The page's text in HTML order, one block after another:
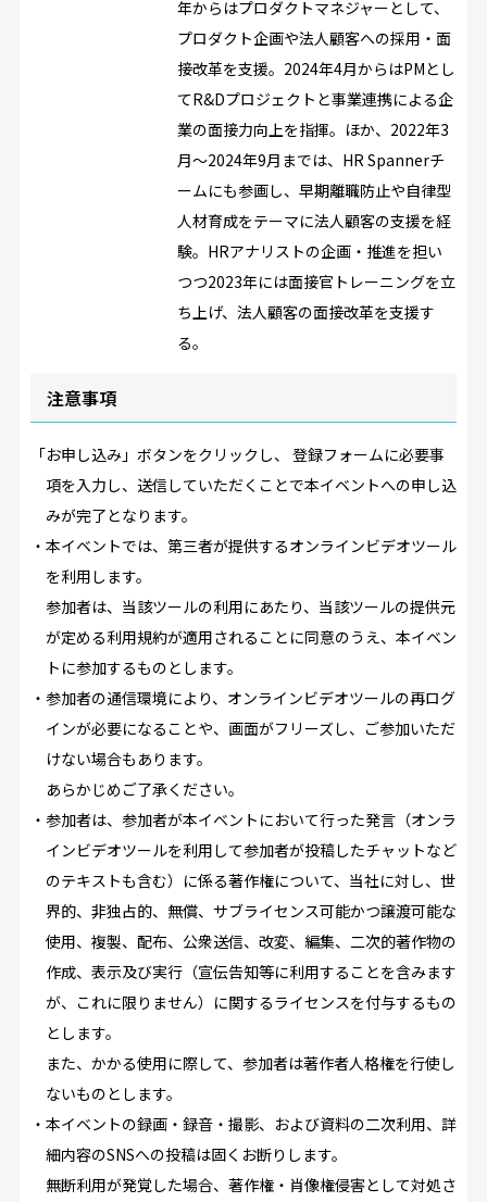
年からはプロダクトマネジャーとして、
プロダクト企画や法人顧客への採用・面
接改革を支援。2024年4月からはPMとし
てR&Dプロジェクトと事業連携による企
業の面接力向上を指揮。ほか、2022年3
月～2024年9月までは、HR Spannerチ
ームにも参画し、早期離職防止や自律型
人材育成をテーマに法人顧客の支援を経
験。HRアナリストの企画・推進を担い
つつ2023年には面接官トレーニングを立
ち上げ、法人顧客の面接改革を支援す
る。
注意事項
「お申し込み」ボタンをクリックし、 登録フォームに必要事
項を入力し、送信していただくことで本イベントへの申し込
みが完了となります。
・本イベントでは、第三者が提供するオンラインビデオツール
を利用します。
参加者は、当該ツールの利用にあたり、当該ツールの提供元
が定める利用規約が適用されることに同意のうえ、本イベン
トに参加するものとします。
・参加者の通信環境により、オンラインビデオツールの再ログ
インが必要になることや、画面がフリーズし、ご参加いただ
けない場合もあります。
あらかじめご了承ください。
・参加者は、参加者が本イベントにおいて行った発言（オンラ
インビデオツールを利用して参加者が投稿したチャットなど
のテキストも含む）に係る著作権について、当社に対し、世
界的、非独占的、無償、サブライセンス可能かつ譲渡可能な
使用、複製、配布、公衆送信、改変、編集、二次的著作物の
作成、表示及び実行（宣伝告知等に利用することを含みます
が、これに限りません）に関するライセンスを付与するもの
とします。
また、かかる使用に際して、参加者は著作者人格権を行使し
ないものとします。
・本イベントの録画・録音・撮影、および資料の二次利用、詳
細内容のSNSへの投稿は固くお断りします。
無断利用が発覚した場合、著作権・肖像権侵害として対処さ